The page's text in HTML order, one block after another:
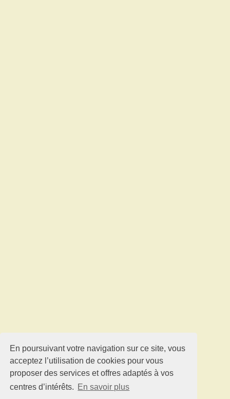
En poursuivant votre navigation sur ce site, vous
acceptez l’utilisation de cookies pour vous
proposer des services et offres adaptés à vos
centres d’intérêts. En savoir plus